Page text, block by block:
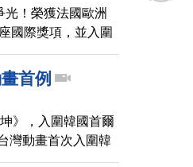
！榮獲法國歐洲
國際獎項，並入圍
首例
》，入圍韓國首爾
灣動畫首次入圍韓